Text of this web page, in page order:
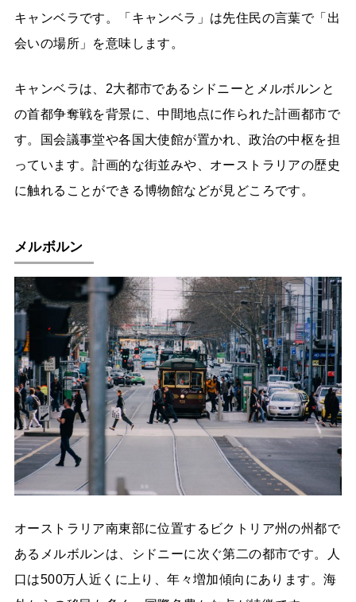
キャンベラです。「キャンベラ」は先住民の言葉で「出
会いの場所」を意味します。
キャンベラは、2大都市であるシドニーとメルボルンと
の首都争奪戦を背景に、中間地点に作られた計画都市で
す。国会議事堂や各国大使館が置かれ、政治の中枢を担
っています。計画的な街並みや、オーストラリアの歴史
に触れることができる博物館などが見どころです。
メルボルン
オーストラリア南東部に位置するビクトリア州の州都で
あるメルボルンは、シドニーに次ぐ第二の都市です。人
口は500万人近くに上り、年々増加傾向にあります。海